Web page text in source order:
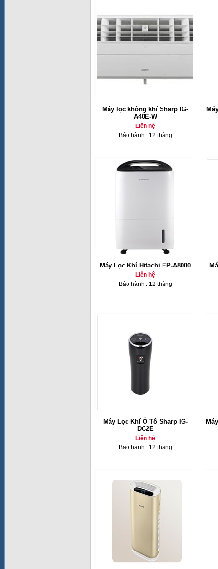
Máy lọc không khí Sharp IG-
A40E-W
Liên hệ
Bảo hành : 12 tháng
Máy Lọc Khí Hitachi EP-A8000
Liên hệ
Bảo hành : 12 tháng
Máy Lọc Khí Ô Tô Sharp IG-
DC2E
Liên hệ
Bảo hành : 12 tháng